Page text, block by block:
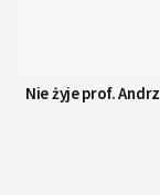
Nie żyje prof.